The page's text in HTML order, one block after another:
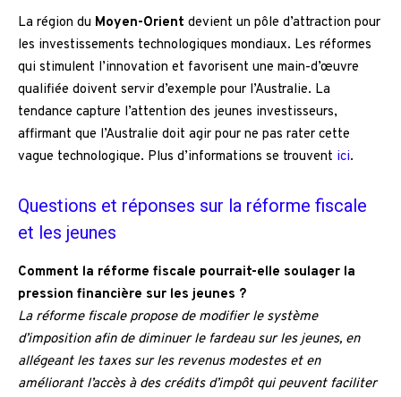
La région du Moyen-Orient devient un pôle d’attraction pour
les investissements technologiques mondiaux. Les réformes
qui stimulent l’innovation et favorisent une main-d’œuvre
qualifiée doivent servir d’exemple pour l’Australie. La
tendance capture l’attention des jeunes investisseurs,
affirmant que l’Australie doit agir pour ne pas rater cette
vague technologique. Plus d’informations se trouvent ici.
Questions et réponses sur la réforme fiscale
et les jeunes
Comment la réforme fiscale pourrait-elle soulager la
pression financière sur les jeunes ?
La réforme fiscale propose de modifier le système
d’imposition afin de diminuer le fardeau sur les jeunes, en
allégeant les taxes sur les revenus modestes et en
améliorant l’accès à des crédits d’impôt qui peuvent faciliter